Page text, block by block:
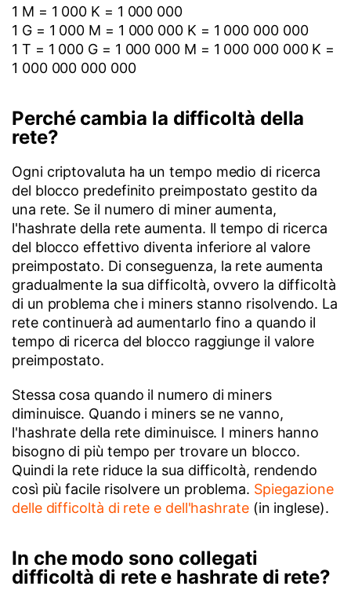
1 M = 1 000 K = 1 000 000
1 G = 1 000 M = 1 000 000 K = 1 000 000 000
1 T = 1 000 G = 1 000 000 M = 1 000 000 000 K =
1 000 000 000 000
Perché cambia la difficoltà della
rete?
Ogni criptovaluta ha un tempo medio di ricerca
del blocco predefinito preimpostato gestito da
una rete. Se il numero di miner aumenta,
l'hashrate della rete aumenta. Il tempo di ricerca
del blocco effettivo diventa inferiore al valore
preimpostato. Di conseguenza, la rete aumenta
gradualmente la sua difficoltà, ovvero la difficoltà
di un problema che i miners stanno risolvendo. La
rete continuerà ad aumentarlo fino a quando il
tempo di ricerca del blocco raggiunge il valore
preimpostato.
Stessa cosa quando il numero di miners
diminuisce. Quando i miners se ne vanno,
l'hashrate della rete diminuisce. I miners hanno
bisogno di più tempo per trovare un blocco.
Quindi la rete riduce la sua difficoltà, rendendo
così più facile risolvere un problema. Spiegazione
delle difficoltà di rete e dell'hashrate(in inglese).
In che modo sono collegati
difficoltà di rete e hashrate di rete?